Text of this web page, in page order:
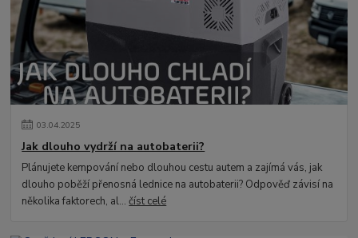
03.04.2025
Jak dlouho vydrží na autobaterii?
Plánujete kempování nebo dlouhou cestu autem a zajímá vás, jak
dlouho poběží přenosná lednice na autobaterii? Odpověď závisí na
několika faktorech, al...číst celé